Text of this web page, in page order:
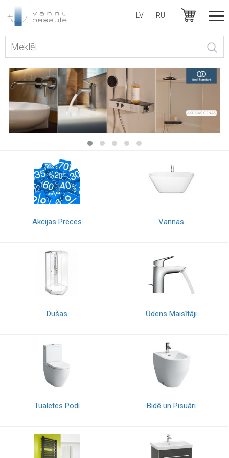
LV RU
Akcijas Preces Vannas
Dušas Ūdens Maisītāji
Tualetes Podi Bidē un Pisuāri